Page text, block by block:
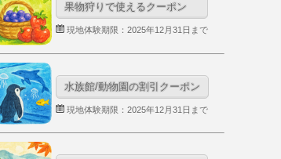
果物狩りで使えるクーポン
現地体験期限：2025年12月31日まで
水族館/動物園の割引クーポン
現地体験期限：2025年12月31日まで